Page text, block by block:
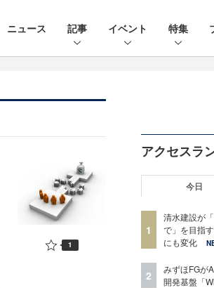
ニュース 記事 イベント 特集
1
アクセスラ
今日
1
清水建設が
で」を目指
にも変化
2
みずほFGが
開発基盤「